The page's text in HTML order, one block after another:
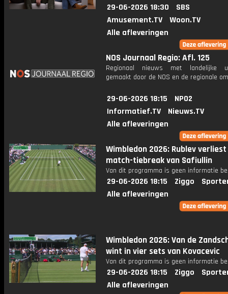
29-06-2026 18:30
SBS
Amusement.TV
Woon.TV
Alle afleveringen
NOS Journaal Regio: Afl. 125
Regionaal nieuws met landelijke
gemaakt door de NOS en de regionale
29-06-2026 18:15
NPO2
Informatief.TV
Nieuws.TV
Alle afleveringen
Wimbledon 2026: Rublev
match-tiebreak van Safiullin
Van dit programma is geen informatie
29-06-2026 18:15 Ziggo
Alle afleveringen
Wimbledon 2026: Van de
wint in vier sets van Kovacevic
Van dit programma is geen informatie
29-06-2026 18:15 Ziggo
Alle afleveringen